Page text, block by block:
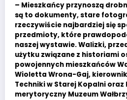
– Mieszkańcy przynoszą
są to dokumenty, stare
rzeczywiście najbardziej się
przedmioty, które
naszej wystawie. Walizki,
użytku związane z historiami
powojennych mieszkańców
Wioletta Wrona-Gaj, kierownik
Techniki w Starej Kopalni
merytoryczny Muzeum